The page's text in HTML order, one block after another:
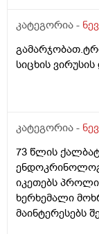
ტრიპტანებიო
მოვიქცეთ?
რომ ეს აურა
კატეგორია -
სიცხის
კატეგორია -
73 წლის
იკეთებს
ხერხემალი
მაინტერესებს